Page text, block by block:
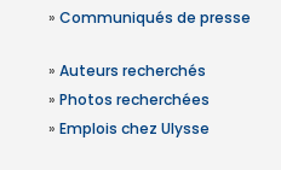
» Communiqués de presse
» Auteurs recherchés
» Photos recherchées
» Emplois chez Ulysse